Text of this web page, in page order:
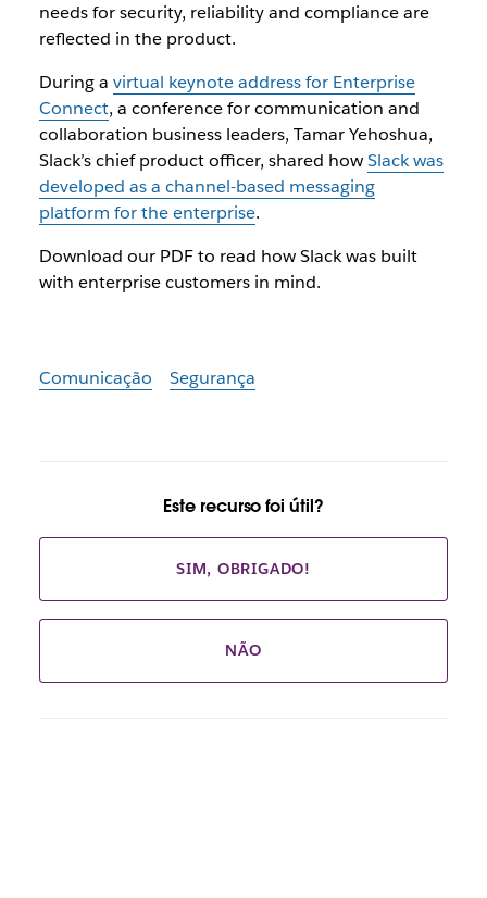
needs for security, reliability and compliance are
reflected in the product.
During a virtual keynote address for Enterprise
Connect, a conference for communication and
collaboration business leaders, Tamar Yehoshua,
Slack’s chief product officer, shared howSlack was
developed as a channel-based messaging
platform for the enterprise.
Download our PDF to read how Slack was built
with enterprise customers in mind.
Comunicação Segurança
Este recurso foi útil?
SIM, OBRIGADO!
NÃO